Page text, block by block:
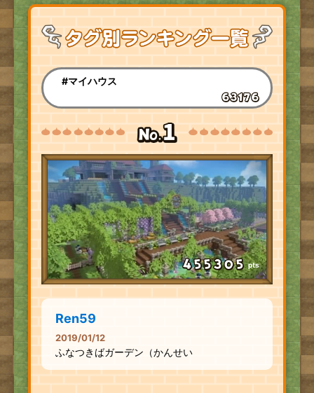
#マイハウス
pts
Ren59
2019/01/12
ふなつきばガーデン（かんせい